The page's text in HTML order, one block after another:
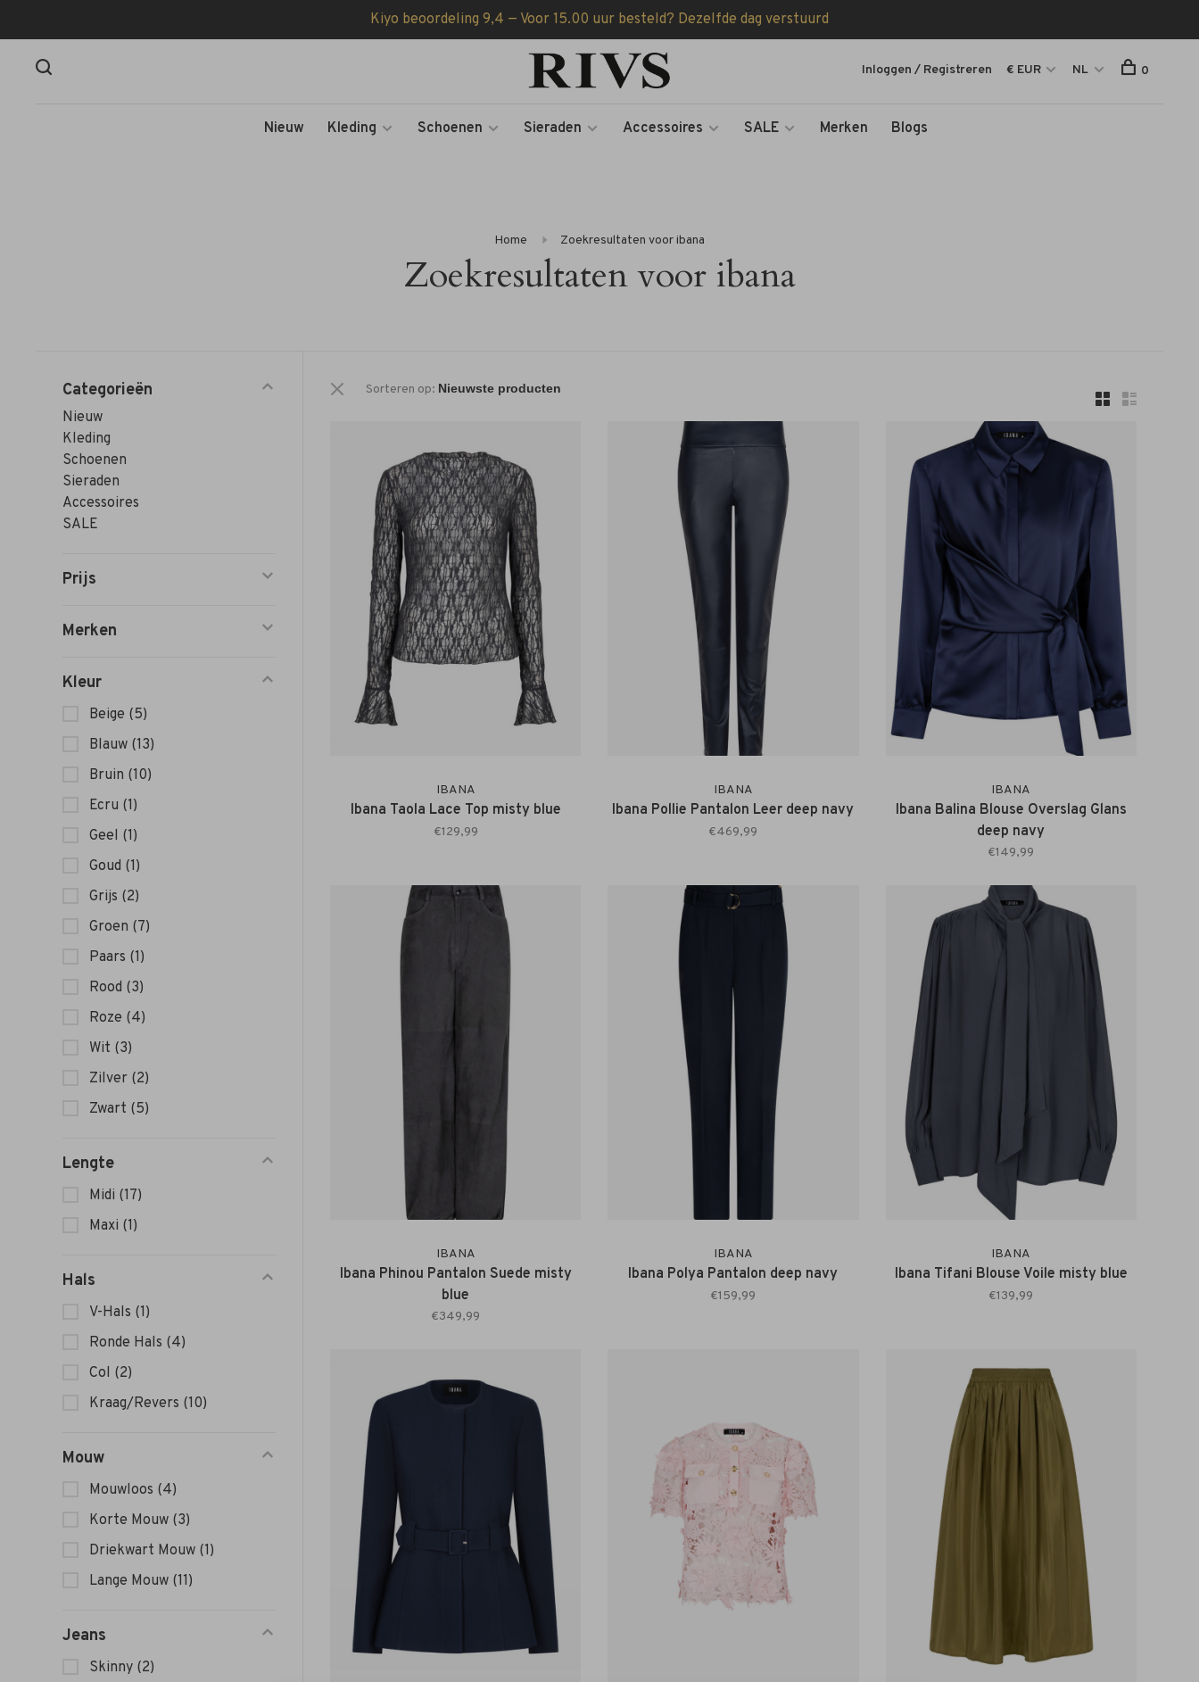
Kiyo beoordeling 9,4 — Voor 15.00 uur besteld? Dezelfde dag verstuurd
Nieuw Kleding Schoenen Sieraden Accessoires SALE Merken Blogs
Inloggen / Registreren € EUR NL 0
Home Zoekresultaten voor ibana
Zoekresultaten voor ibana
Categorieën
Nieuw
Kleding
Schoenen
Sieraden
Accessoires
SALE
Prijs
Merken
Kleur
Beige (5)
Blauw (13)
Bruin (10)
Ecru (1)
Geel (1)
Goud (1)
Grijs (2)
Groen (7)
Paars (1)
Rood (3)
Roze (4)
Wit (3)
Zilver (2)
Zwart (5)
Lengte
Midi (17)
Maxi (1)
Hals
V-Hals (1)
Ronde Hals (4)
Col (2)
Kraag/Revers (10)
Mouw
Mouwloos (4)
Korte Mouw (3)
Driekwart Mouw (1)
Lange Mouw (11)
Jeans
Skinny (2)
Sorteren op:
IBANA
Ibana Taola Lace Top misty blue
€129,99
IBANA
Ibana Pollie Pantalon Leer deep navy
€469,99
IBANA
Ibana Balina Blouse Overslag Glans
deep navy
€149,99
IBANA
Ibana Phinou Pantalon Suede misty
blue
€349,99
IBANA
Ibana Polya Pantalon deep navy
€159,99
IBANA
Ibana Tifani Blouse Voile misty blue
€139,99